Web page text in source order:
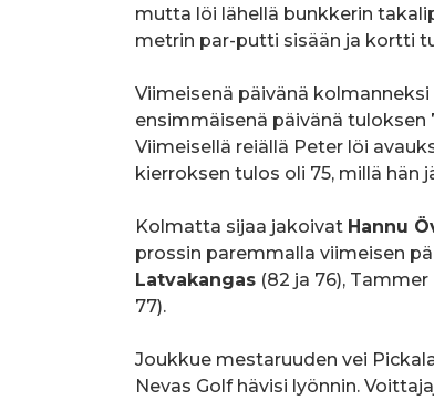
mutta löi lähellä bunkkerin
metrin par-putti sisään ja kortti
Viimeisenä päivänä
ensimmäisenä päivänä
Viimeisellä reiällä Peter löi
kierroksen tulos oli 75, millä hän
Kolmatta sijaa jakoivat Hannu
prossin paremmalla viimeisen
Latvakangas (82 ja 76), Tammer
77).
Joukkue mestaruuden vei
Nevas Golf hävisi lyönnin.